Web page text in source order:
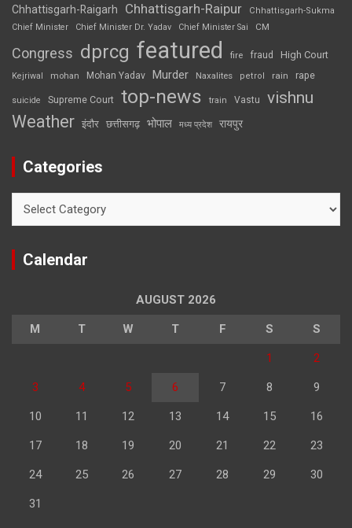
Chhattisgarh-Raigarh Chhattisgarh-Raipur
Chhattisgarh-Sukma
Chief Minister
Chief Minister Dr. Yadav Chief Minister Sai CM
Congress dprcg featured fire fraud High Court
Kejriwal mohan Mohan Yadav Murder Naxalites petrol rain rape
suicide Supreme Court top-news train Vastu vishnu
Weather इंदौर छत्तीसगढ़ भोपाल मध्य प्रदेश रायपुर
Categories
Calendar
AUGUST 2026
M T W T F S S
1 2
3 4 5 6 7 8 9
10 11 12 13 14 15 16
17 18 19 20 21 22 23
24 25 26 27 28 29 30
31